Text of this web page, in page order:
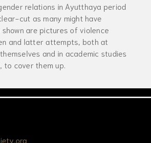
relations in Ayutthaya period
cut as many might have
are pictures of violence
and latter attempts, both at
and in academic studies
to cover them up.